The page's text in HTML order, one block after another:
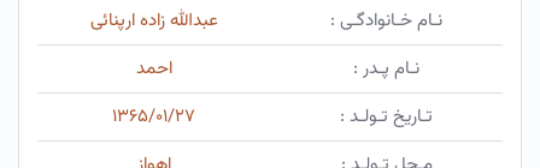
نـام خـانوادگـی :
عبدالله زاده ارپنائی
نـام پـدر :
احمد
تـاریخ تـولـد :
۱۳۶۵/۰۱/۲۷